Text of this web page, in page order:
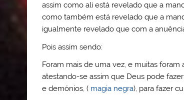
assim como ali está revelado que a
como também está revelado que a
igualmente revelado que com a
Pois assim sendo:
Foram mais de uma vez, e muitas
atestando-se assim que Deus pode
e demónios, ( magia negra), para fazer